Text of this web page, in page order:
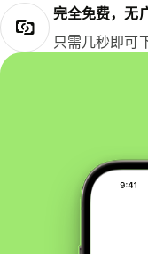
完全免费，无
只需几秒即可